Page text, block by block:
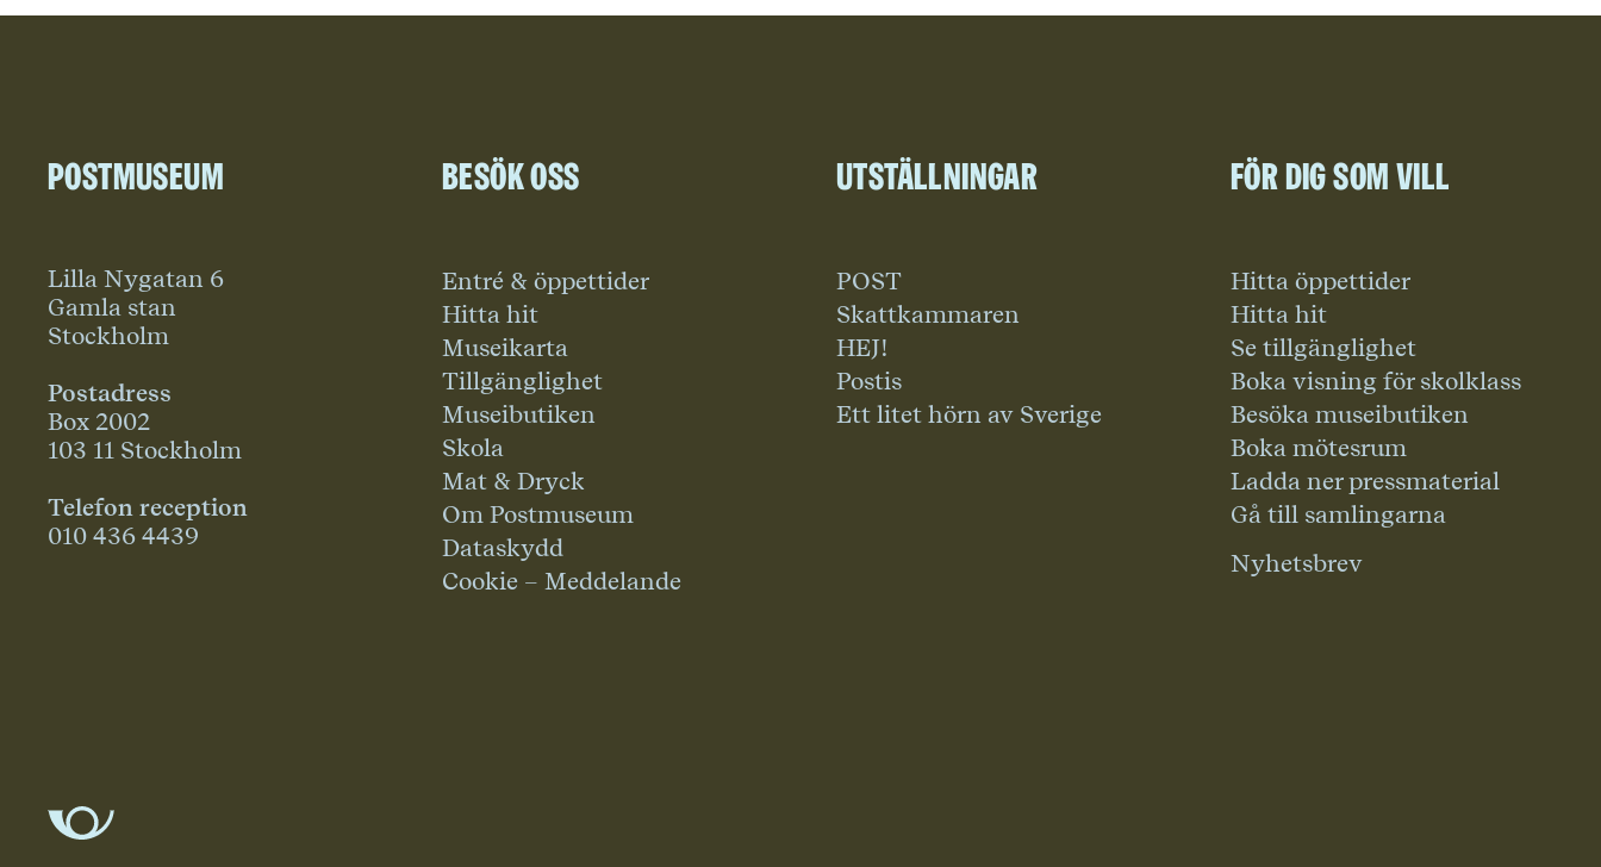
Postmuseum
Lilla Nygatan 6
Gamla stan
Stockholm
Postadress
Box 2002
103 11 Stockholm
Telefon reception
010 436 4439
Besök oss
Entré & öppettider
Hitta hit
Museikarta
Tillgänglighet
Museibutiken
Skola
Mat & Dryck
Om Postmuseum
Dataskydd
Cookie – Meddelande
Utställningar
POST
Skattkammaren
HEJ!
Postis
Ett litet hörn av Sverige
För dig som vill
Hitta öppettider
Hitta hit
Se tillgänglighet
Boka visning för skolklass
Besöka museibutiken
Boka mötesrum
Ladda ner pressmaterial
Gå till samlingarna
Nyhetsbrev